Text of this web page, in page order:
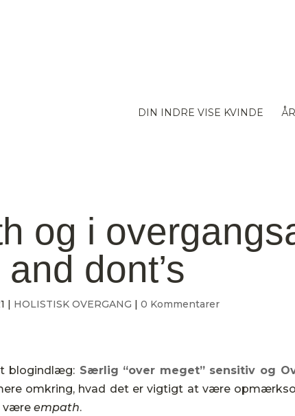
DIN INDRE VISE KVINDE
og i
and dont’s
HOLISTISK OVERGANG |0 Kommentarer
blogindlæg: Særlig “over meget” sensitiv og
omkring, hvad det er vigtigt at være
væreempath.